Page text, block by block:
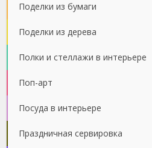
Поделки из бумаги
Поделки из дерева
Полки и стеллажи в интерьере
Поп-арт
Посуда в интерьере
Праздничная сервировка